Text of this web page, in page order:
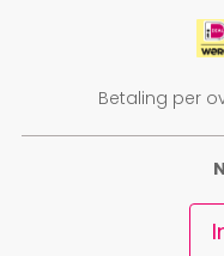
Betaling per